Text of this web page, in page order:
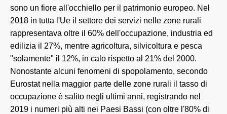
sono un fiore all'occhiello per il patrimonio europeo. Nel
2018 in tutta l'Ue il settore dei servizi nelle zone rurali
rappresentava oltre il 60% dell'occupazione, industria ed
edilizia il 27%, mentre agricoltura, silvicoltura e pesca
"solamente" il 12%, in calo rispetto al 21% del 2000.
Nonostante alcuni fenomeni di spopolamento, secondo
Eurostat nella maggior parte delle zone rurali il tasso di
occupazione è salito negli ultimi anni, registrando nel
2019 i numeri più alti nei Paesi Bassi (con oltre l'80% di